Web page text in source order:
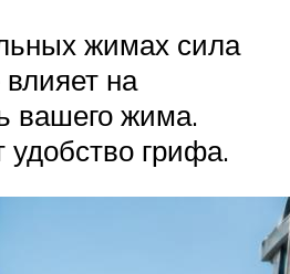
жимах сила
на
вашего жима.
грифа.